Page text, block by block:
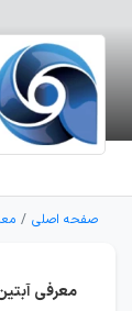
صفحه اصلی
معرفی